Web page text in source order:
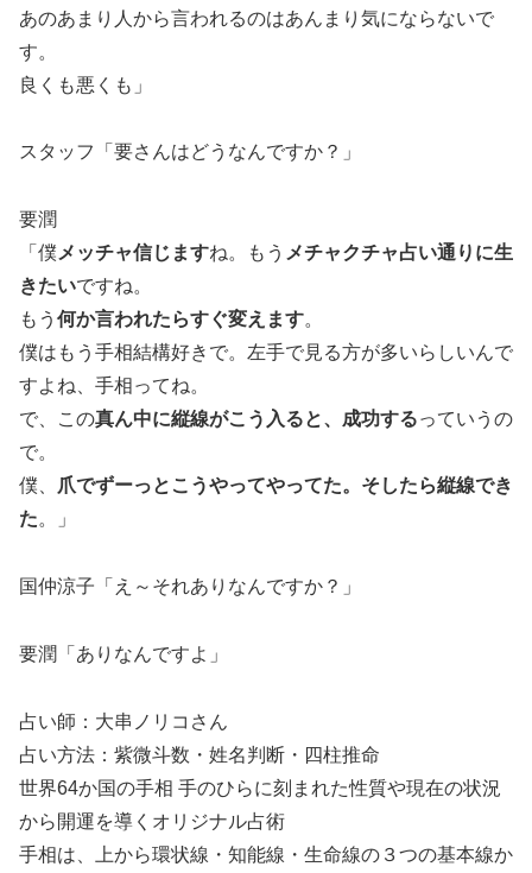
あのあまり人から言われるのはあんまり気にならないで
す。
良くも悪くも」
スタッフ「要さんはどうなんですか？」
要潤
「僕メッチャ信じますね。もう メチャクチャ占い通りに生
きたいですね。
もう 何か言われたらすぐ変えます。
僕はもう手相結構好きで。左手で見る方が多いらしいんで
すよね、手相ってね。
で、この真ん中に縦線がこう入ると、成功するっていうの
で。
僕、
爪でずーっとこうやってやってた。そしたら縦線でき
た。」
国仲涼子「え～それありなんですか？」
要潤「ありなんですよ」
占い師：大串ノリコさん
占い方法：紫微斗数・姓名判断・四柱推命
世界64か国の手相 手のひらに刻まれた性質や現在の状況
から開運を導くオリジナル占術
手相は、上から環状線・知能線・生命線の３つの基本線か